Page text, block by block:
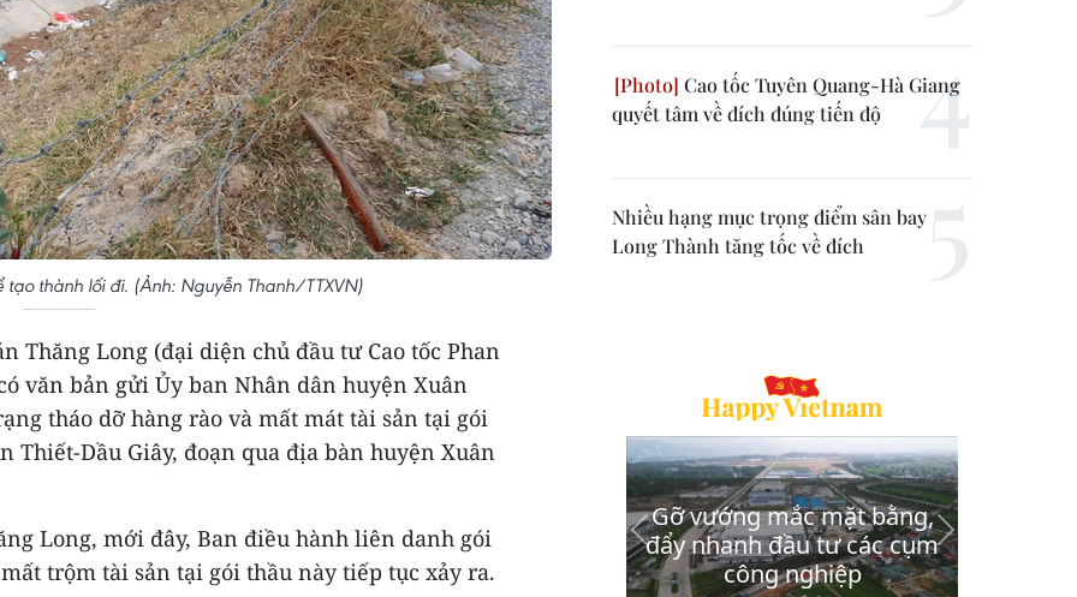
thành lối đi. (Ảnh: Nguyễn Thanh/TTXVN)
Thăng Long (đại diện chủ đầu tư Cao tốc Phan
văn bản gửi Ủy ban Nhân dân huyện Xuân
tháo dỡ hàng rào và mất mát tài sản tại gói
Thiết-Dầu Giây, đoạn qua địa bàn huyện Xuân
Long, mới đây, Ban điều hành liên danh gói
trộm tài sản tại gói thầu này tiếp tục xảy ra.
Cao tốc Tuyên Quang-Hà Giang
quyết tâm về đích đúng tiến độ
Nhiều hạng mục trọng điểm sân bay
Long Thành tăng tốc về đích